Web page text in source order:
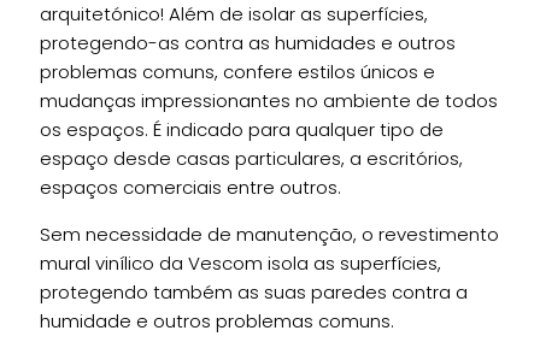
arquitetónico! Além de isolar as superfícies,
protegendo-as contra as humidades e outros
problemas comuns, confere estilos únicos e
mudanças impressionantes no ambiente de todos
os espaços. É indicado para qualquer tipo de
espaço desde casas particulares, a escritórios,
espaços comerciais entre outros.
Sem necessidade de manutenção, o revestimento
mural vinílico da Vescom isola as superfícies,
protegendo também as suas paredes contra a
humidade e outros problemas comuns.